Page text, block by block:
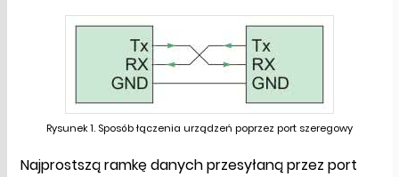
Rysunek 1. Sposób łączenia urządzeń poprzez port szeregowy
Najprostszą ramkę danych przesyłaną przez port